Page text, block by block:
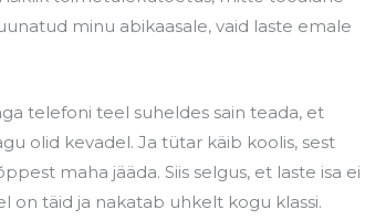
minu abikaasale, vaid laste emale
telefoni teel suheldes sain teada, et
olid kevadel. Ja tütar käib koolis, sest
maha jääda. Siis selgus, et laste isa ei
on täid ja nakatab uhkelt kogu klassi.